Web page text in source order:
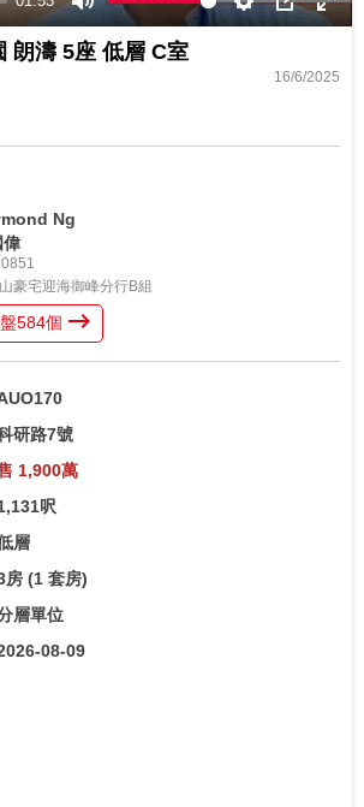
Mute Settings
PIP
朗濤 5座 低層 C室
16/6/2025
Ng
偉
豪宅迎海御峰分行B組
584個
研路7號
1,900萬
呎
層
房(1 套房)
層單位
08-09